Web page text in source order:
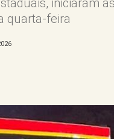
quarta-feira